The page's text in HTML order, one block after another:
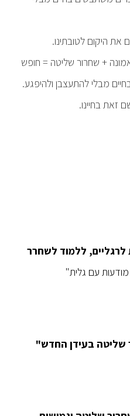
את היקום לטובתינו.
+ שחרור שליטה = חופש
מבלי להתעצבן ולהיפגע.
זאת בחיינו.
ללמוד לשחרר
עם גלית"
בעידן החדש"